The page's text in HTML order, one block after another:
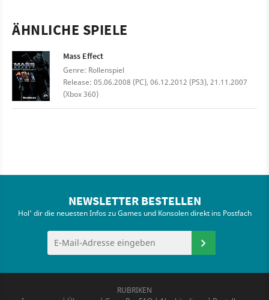
ÄHNLICHE SPIELE
Mass Effect
Genre: Rollenspiel
Release: 05.06.2008 (PC), 06.12.2012 (PS3), 21.11.2007
(Xbox 360)
NEWSLETTER BESTELLEN
Hol' dir die neuesten Infos zu Games und Konsolen direkt ins Postfach
RUBRIKEN